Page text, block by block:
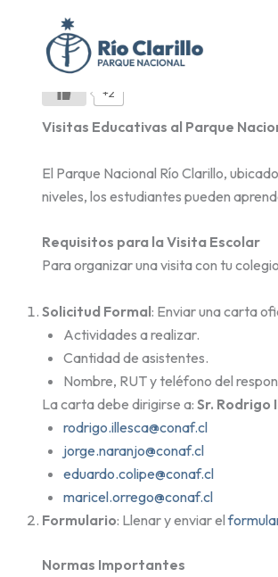
contenido
PorRío Clarillo Web
+2
Visitas Educativas al Parque
El Parque Nacional Río Clarillo,
niveles, los estudiantes pueden
Requisitos para la Visita Escolar
Para organizar una visita con tu
Solicitud Formal: Enviar una carta
Actividades a realizar.
Cantidad de asistentes.
Nombre, RUT y teléfono del
La carta debe dirigirse a: Sr. Rodrigo
rodrigo.illesca@conaf.cl
jorge.naranjo@conaf.cl
eduardo.colipe@conaf.cl
maricel.orrego@conaf.cl
Formulario: Llenar y enviar el
Normas Importantes